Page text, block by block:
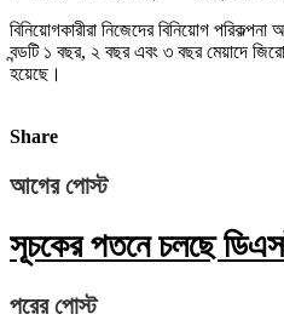
বিনিয়োগকারীরা নিজেদের বিনিয়োগ পরিকল্পনা
বন্ডটি ১ বছর, ২ বছর এবং ৩ বছর মেয়াদে
হয়েছে।
Share
আগের পোস্ট
সূচকের পতনে চলছে
পরের পোস্ট